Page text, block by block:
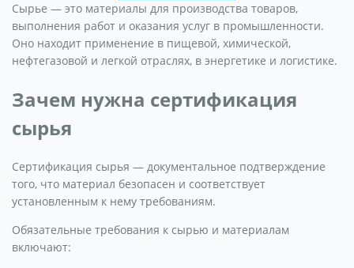
Сырье — это материалы для производства товаров,
выполнения работ и оказания услуг в промышленности.
Оно находит применение в пищевой, химической,
нефтегазовой и легкой отраслях, в энергетике и логистике.
Зачем нужна сертификация
сырья
Сертификация сырья — документальное подтверждение
того, что материал безопасен и соответствует
установленным к нему требованиям.
Обязательные требования к сырью и материалам
включают: